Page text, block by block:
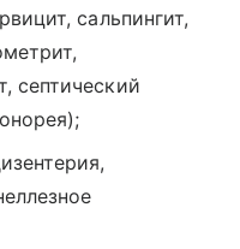
сальпингит,
септический